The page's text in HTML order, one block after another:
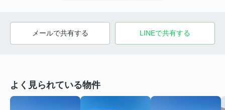
メールで共有する LINEで共有する
よく見られている物件